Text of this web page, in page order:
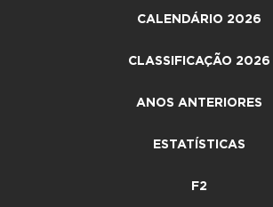
CALENDÁRIO 2026
CLASSIFICAÇÃO 2026
ANOS ANTERIORES
ESTATÍSTICAS
F2